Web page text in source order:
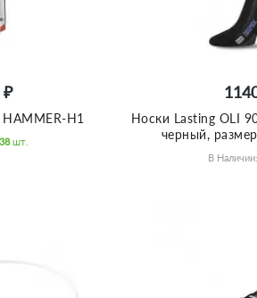
₽
H1
38 Шт.
Носки Lasting OLI
черный,
В Наличии: